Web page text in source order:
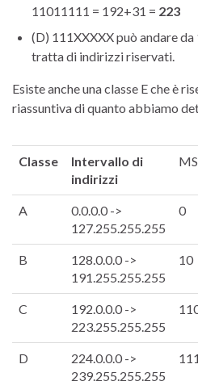
11011111 = 192+31 = 223
(D) 111XXXXX può andare
tratta di indirizzi riservati.
Esiste anche una classe E che è
riassuntiva di quanto abbiamo
Classe
Intervallo di
indirizzi
A
0.0.0.0 ->
127.255.255.255
0
B
128.0.0.0 ->
191.255.255.255
10
C
192.0.0.0 ->
223.255.255.255
D
224.0.0.0 ->
239.255.255.255